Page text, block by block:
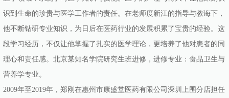
识到生命的珍贵与医学工作者的责任。在老师度新江的指导与教诲下，
他不断钻研专业知识，为日后在医药行业的发展积累了宝贵的经验。这
段学习经历，不仅让他掌握了扎实的医学理论，更培养了他对患者的同
理心和责任感。北京某知名学院研究生班进修，进修专业：食品卫生与
营养学专业。
2009年至2019年，郑刚在惠州市康盛堂医药有限公司深圳上围分店担任